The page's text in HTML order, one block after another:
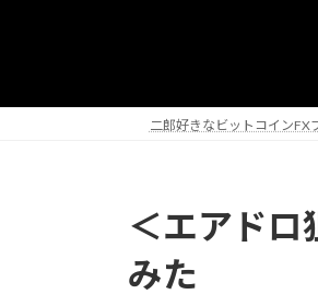
プ
動
二郎好きなビットコインFX
＜エアドロ
みた